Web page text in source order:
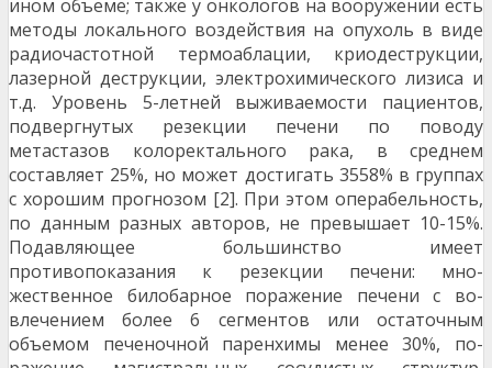
ином объеме; также у онкологов на вооруже­нии есть
методы локального воздействия на опу­холь в виде
радиочастотной термоаблации, крио­деструкции,
лазерной деструкции, электрохими­ческого лизиса и
т.д. Уровень 5-летней выживае­мости пациентов,
подвергнутых резекции печени по поводу
метастазов колоректального рака, в среднем
составляет 25%, но может достигать 35­58% в группах
с хорошим прогнозом [2]. При этом операбельность,
по данным разных авторов, не превышает 10-15%.
Подавляющее большинство имеет
противопоказания к резекции печени: мно­
жественное билобарное поражение печени с во­
влечением более 6 сегментов или остаточным
объемом печеночной паренхимы менее 30%, по­